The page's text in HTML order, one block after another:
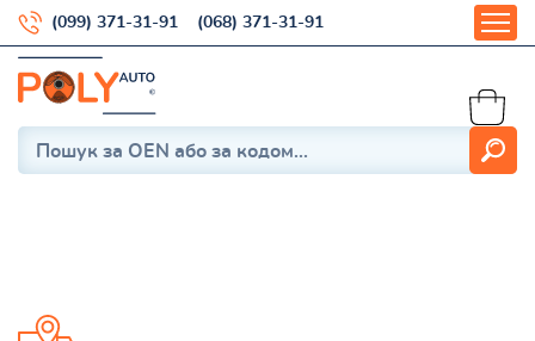
(099) 371-31-91 (068) 371-31-91